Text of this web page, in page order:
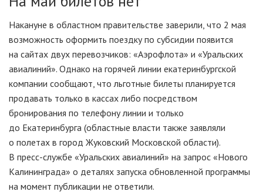
Накануне в областном правительстве заверили, что 2 мая
возможность оформить поездку по субсидии появится
на сайтах двух перевозчиков: «Аэрофлота» и «Уральских
авиалиний». Однако на горячей линии екатеринбургской
компании сообщают, что льготные билеты планируется
продавать только в кассах либо посредством
бронирования по телефону линии и только
до Екатеринбурга (областные власти также заявляли
о полетах в город Жуковский Московской области).
В пресс-службе «Уральских авиалиний» на запрос «Нового
Калининграда» о деталях запуска обновленной программы
на момент публикации не ответили.